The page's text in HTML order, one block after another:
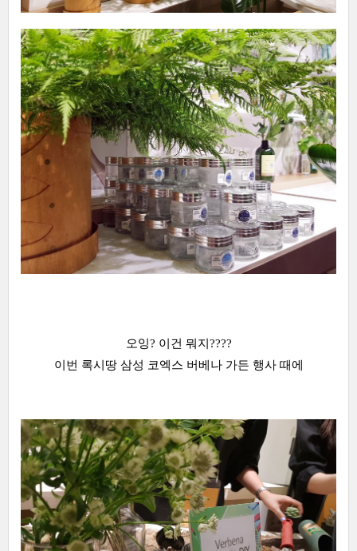
오잉? 이건 뭐지????
이번 록시땅 삼성 코엑스 버베나 가든 행사 때에